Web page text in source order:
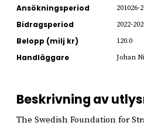
Ansökningsperiod 201026-
Bidragsperiod 2022-
Belopp (milj kr) 120.0
Handläggare Johan
Beskrivning av
The Swedish Foundation for